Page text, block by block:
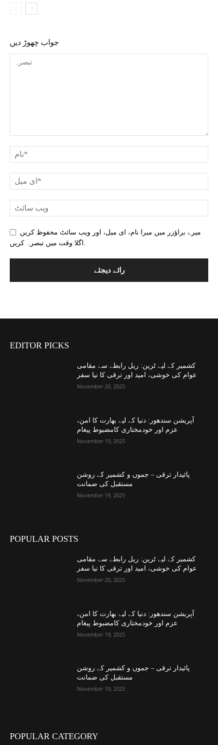
جواب چھوڑ دیں
میرے براؤزر میں میرا نام، ای میل، اور ویب سائٹ محفوظ کریں
اگلا وقت میں تبصرہ کریں.
EDITOR PICKS
کشمیر کے لیے ٹرین: ریل رابطے سے مقامی
عوام کی خوشی، امید اور ترقی کا نیا سفر
November 20, 2025
آپریشن سندھور: دنیا کے لیے بھارت کا امن،
عزم اور خودمختاری کامضبوط پیغام
November 19, 2025
پائیدار ترقی – جموں و کشمیر کے روشن
مستقبل کی ضمانت
November 19, 2025
POPULAR POSTS
کشمیر کے لیے ٹرین: ریل رابطے سے مقامی
عوام کی خوشی، امید اور ترقی کا نیا سفر
November 20, 2025
آپریشن سندھور: دنیا کے لیے بھارت کا امن،
عزم اور خودمختاری کامضبوط پیغام
November 19, 2025
پائیدار ترقی – جموں و کشمیر کے روشن
مستقبل کی ضمانت
November 19, 2025
POPULAR CATEGORY